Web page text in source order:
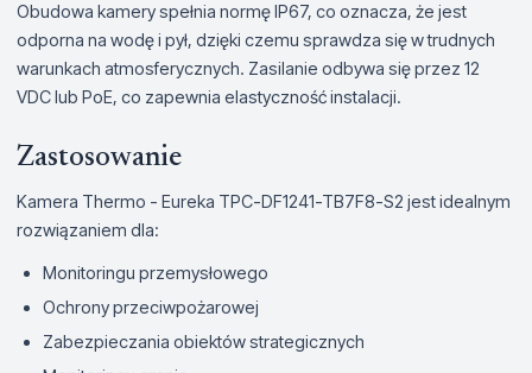
Obudowa kamery spełnia normę IP67, co oznacza, że jest
odporna na wodę i pył, dzięki czemu sprawdza się w trudnych
warunkach atmosferycznych. Zasilanie odbywa się przez 12
VDC lub PoE, co zapewnia elastyczność instalacji.
Zastosowanie
Kamera Thermo - Eureka TPC-DF1241-TB7F8-S2 jest idealnym
rozwiązaniem dla:
Monitoringu przemysłowego
Ochrony przeciwpożarowej
Zabezpieczania obiektów strategicznych